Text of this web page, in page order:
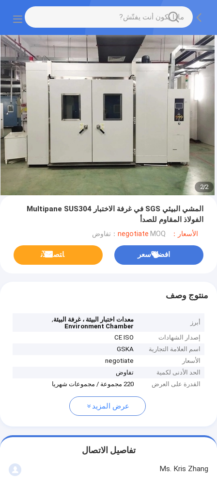
2
/
2
المشي البيئي SGS في غرفة الاختبار Multipane SUS304
الفولاذ المقاوم للصدأ
الأسعار：negotiate MOQ：تفاوض
افضل سعر ﺎﺘﺼﻟ ﺍﻶﻧ
منتوج وصف
أبرز معدات اختبار البيئة ، غرفة البيئة,
Environment Chamber
إصدار الشهادات
CE ISO
اسم العلامة التجارية
GSKA
الأسعار
negotiate
الحد الأدنى لكمية
تفاوض
القدرة على العرض
220 مجموعة / مجموعات شهريا
عرض المزيد
تفاصيل الاتصال
Ms. Kris Zhang